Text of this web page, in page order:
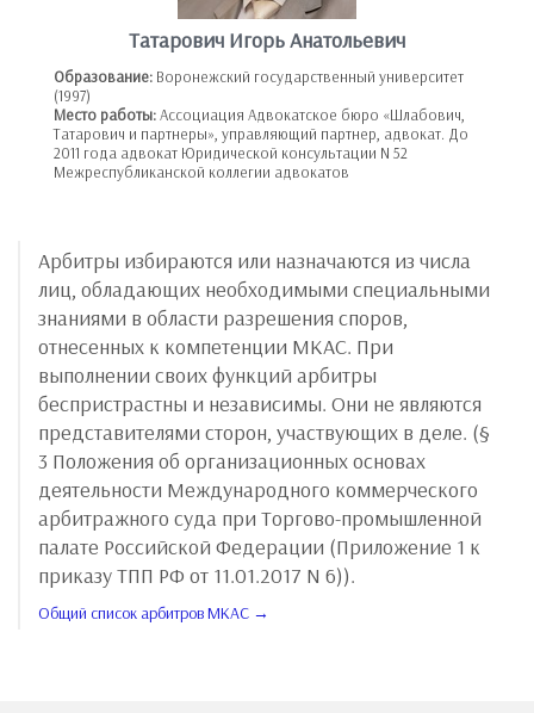
Татарович Игорь Анатольевич
Образование: Воронежский государственный университет
(1997)
Место работы:Ассоциация Адвокатское бюро «Шлабович,
Татарович и партнеры», управляющий партнер, адвокат. До
2011 года адвокат Юридической консультации N 52
Межреспубликанской коллегии адвокатов
Арбитры избираются или назначаются из числа
лиц, обладающих необходимыми специальными
знаниями в области разрешения споров,
отнесенных к компетенции МКАС. При
выполнении своих функций арбитры
беспристрастны и независимы. Они не являются
представителями сторон, участвующих в деле. (§
3 Положения об организационных основах
деятельности Международного коммерческого
арбитражного суда при Торгово-промышленной
палате Российской Федерации (Приложение 1 к
приказу ТПП РФ от 11.01.2017 N 6)).
Общий список арбитров МКАС →